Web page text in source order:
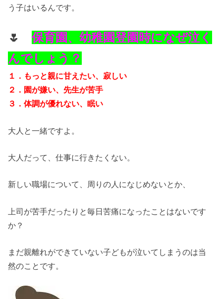
う子はいるんです。
🌷保育園、幼稚園登園時になぜ泣く
んでしょう？
１．もっと親に甘えたい、寂しい
２．園が嫌い、先生が苦手
３．体調が優れない、眠い
大人と一緒ですよ。
大人だって、仕事に行きたくない。
新しい職場について、周りの人になじめないとか、
上司が苦手だったりと毎日苦痛になったことはないです
か？
まだ親離れができていない子どもが泣いてしまうのは当
然のことです。